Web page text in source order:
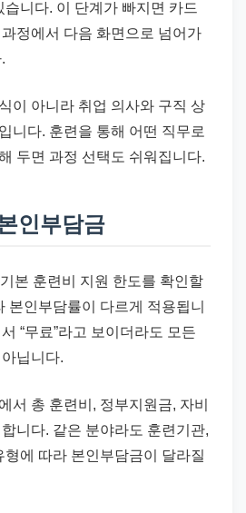
니다. 이 단계가 빠지면 카드
정에서 다음 화면으로 넘어가
이 아니라 취업 의사와 구직 상
니다. 훈련을 통해 어떤 직무로
두면 과정 선택도 쉬워집니다.
인부담금
본 훈련비 지원 한도를 확인할
본인부담률이 다르게 적용됩니
“무료”라고 보이더라도 모든
닙니다.
서 총 훈련비, 정부지원금, 자비
니다. 같은 분야라도 훈련기관,
형에 따라 본인부담금이 달라질